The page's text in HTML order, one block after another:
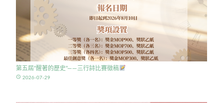
第五屆”醒著的歷史”——三行詩比賽徵稿
access_time 2026-07-29